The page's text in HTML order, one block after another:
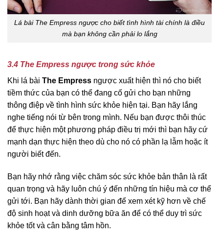
Lá bài The Empress ngược cho biết tình hình tài chính là điều
mà bạn không cần phải lo lắng
3.4 The Empress ngược trong sức khỏe
Khi lá bài The Empress ngược xuất hiện thì nó cho biết
tiềm thức của bạn có thể đang cố gửi cho bạn những
thông điệp về tình hình sức khỏe hiện tại. Bạn hãy lắng
nghe tiếng nói từ bên trong mình. Nếu bạn được thôi thúc
để thực hiện một phương pháp điều trị mới thì bạn hãy cứ
mạnh dạn thực hiện theo dù cho nó có phần lạ lẫm hoặc ít
người biết đến.
Bạn hãy nhớ rằng việc chăm sóc sức khỏe bản thân là rất
quan trọng và hãy luôn chú ý đến những tín hiệu mà cơ thể
gửi tới. Bạn hãy dành thời gian để xem xét kỹ hơn về chế
độ sinh hoạt và dinh dưỡng bữa ăn để có thể duy trì sức
khỏe tốt và cân bằng tâm hồn.